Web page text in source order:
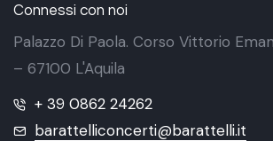
Connessi con noi
Palazzo Di Paola. Corso Vittorio
– 67100 L'Aquila
+ 39 0862 24262
barattelliconcerti@barattelli.it